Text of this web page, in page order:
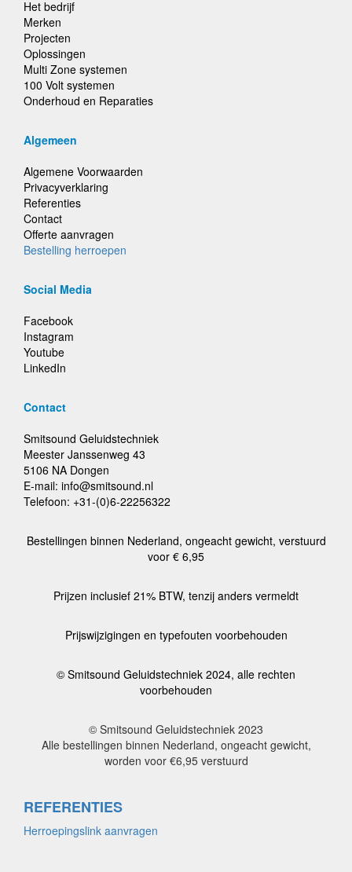
Het bedrijf
Merken
Projecten
Oplossingen
Multi Zone systemen
100 Volt systemen
Onderhoud en Reparaties
Algemeen
Algemene Voorwaarden
Privacyverklaring
Referenties
Contact
Offerte aanvragen
Bestelling herroepen
Social Media
Facebook
Instagram
Youtube
LinkedIn
Contact
Smitsound Geluidstechniek
Meester Janssenweg 43
5106 NA Dongen
E-mail: info@smitsound.nl
Telefoon: +31-(0)6-22256322
Bestellingen binnen Nederland, ongeacht gewicht, verstuurd
voor € 6,95
Prijzen inclusief 21% BTW, tenzij anders vermeldt
Prijswijzigingen en typefouten voorbehouden
© Smitsound Geluidstechniek 2024, alle rechten
voorbehouden
© Smitsound Geluidstechniek 2023
Alle bestellingen binnen Nederland, ongeacht gewicht,
worden voor €6,95 verstuurd
REFERENTIES
Herroepingslink aanvragen